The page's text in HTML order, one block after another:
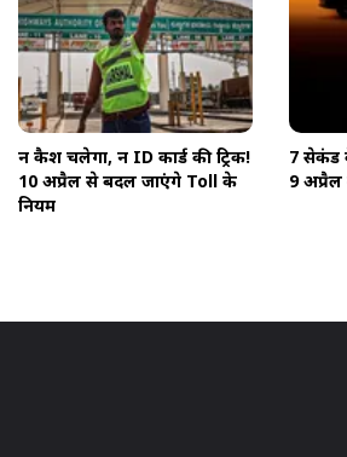
न कैश चलेगा, न ID कार्ड की ट्रिक!
10 अप्रैल से बदल जाएंगे Toll के
नियम
7 सेकंड
9